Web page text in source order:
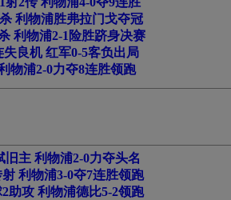
利物浦胜弗拉门戈夺冠
利物浦2-1险胜跻身决赛
良机 红军0-5客负出局
物浦2-0力夺8连胜领跑
主 利物浦2-0力夺头名
利物浦3-0夺7连胜领跑
助攻 利物浦德比5-2领跑